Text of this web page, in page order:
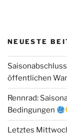
NEUESTE
öffentlichen
Rennrad:
Bedingungen
Letztes